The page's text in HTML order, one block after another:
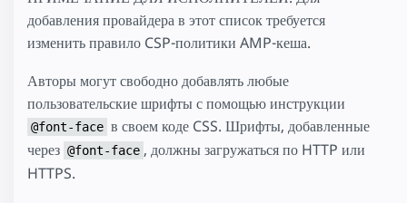
добавления провайдера в этот список требуется
изменить правило CSP-политики AMP-кеша.
Авторы могут свободно добавлять любые
пользовательские шрифты с помощью инструкции
@font-face в своем коде CSS. Шрифты, добавленные
через @font-face , должны загружаться по HTTP или
HTTPS.